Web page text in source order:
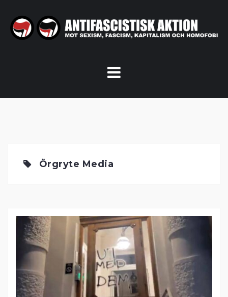
content
Örgryte Media